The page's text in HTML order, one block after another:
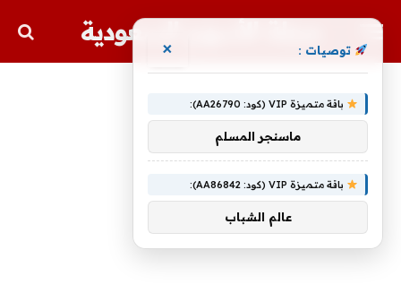
مجلة الأسهم السعودية
توصيات : ×
باقة متميزة VIP (كود: AA26790):
ماسنجر المسلم
باقة متميزة VIP (كود: AA86842):
عالم الشباب